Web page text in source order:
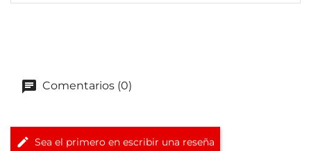
Comentarios (0)
Sea el primero en escribir una reseña